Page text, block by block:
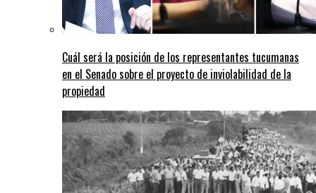
Cuál será la posición de los representantes tucumanas
en el Senado sobre el proyecto de inviolabilidad de la
propiedad